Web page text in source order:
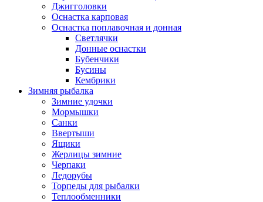
Джигголовки
Оснастка карповая
Оснастка поплавочная и донная
Светлячки
Донные оснастки
Бубенчики
Бусины
Кембрики
Зимняя рыбалка
Зимние удочки
Мормышки
Санки
Ввертыши
Ящики
Жерлицы зимние
Черпаки
Ледорубы
Торпеды для рыбалки
Теплообменники